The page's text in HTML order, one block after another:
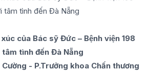
của Bác sỹ Đức – Bệnh viện 198
tâm tình đến Đà Nẵng
- P.Trưởng khoa Chấn thương